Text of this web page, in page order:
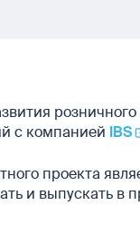
с компанией IBS
проекта
и выпускать